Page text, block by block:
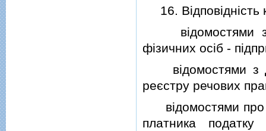
16. Вiдповiднiсть
вiдомостями з
фiзичних осiб -
вiдомостями з
реєстру речових
вiдомостями про
платника